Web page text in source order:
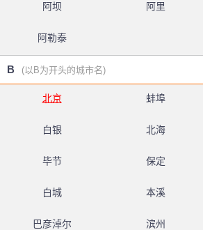
阿坝 阿里
阿勒泰
B (以B为开头的城市名)
北京 蚌埠
白银 北海
毕节 保定
白城 本溪
巴彦淖尔 滨州